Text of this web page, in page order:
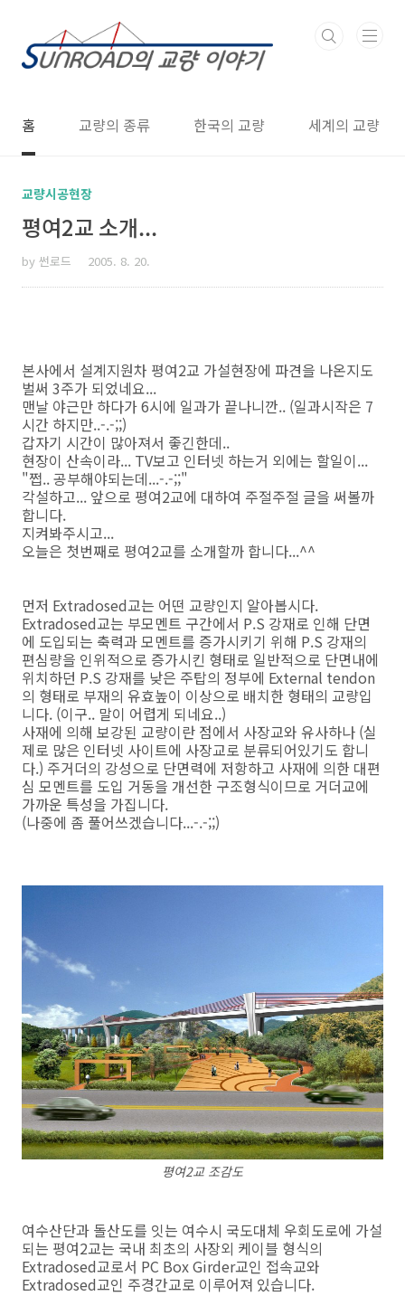
홈 교량의 종류 한국의 교량 세계의 교량
교량시공현장
평여2교 소개...
by 썬로드 2005. 8. 20.
본사에서 설계지원차 평여2교 가설현장에 파견을 나온지도
벌써 3주가 되었네요...
맨날 야근만 하다가 6시에 일과가 끝나니깐.. (일과시작은 7
시간 하지만..-.-;;)
갑자기 시간이 많아져서 좋긴한데..
현장이 산속이라... TV보고 인터넷 하는거 외에는 할일이...
"쩝.. 공부해야되는데...-.-;;"
각설하고... 앞으로 평여2교에 대하여 주절주절 글을 써볼까
합니다.
지켜봐주시고...
오늘은 첫번째로 평여2교를 소개할까 합니다...^^
먼저 Extradosed교는 어떤 교량인지 알아봅시다.
Extradosed교는 부모멘트 구간에서 P.S 강재로 인해 단면
에 도입되는 축력과 모멘트를 증가시키기 위해 P.S 강재의
편심량을 인위적으로 증가시킨 형태로 일반적으로 단면내에
위치하던 P.S 강재를 낮은 주탑의 정부에 External tendon
의 형태로 부재의 유효높이 이상으로 배치한 형태의 교량입
니다. (이구.. 말이 어렵게 되네요..)
사재에 의해 보강된 교량이란 점에서 사장교와 유사하나 (실
제로 많은 인터넷 사이트에 사장교로 분류되어있기도 합니
다.) 주거더의 강성으로 단면력에 저항하고 사재에 의한 대편
심 모멘트를 도입 거동을 개선한 구조형식이므로 거더교에
가까운 특성을 가집니다.
(나중에 좀 풀어쓰겠습니다...-.-;;)
평여2교 조감도
여수산단과 돌산도를 잇는 여수시 국도대체 우회도로에 가설
되는 평여2교는 국내 최초의 사장외 케이블 형식의
Extradosed교로서 PC Box Girder교인 접속교와
Extradosed교인 주경간교로 이루어져 있습니다.